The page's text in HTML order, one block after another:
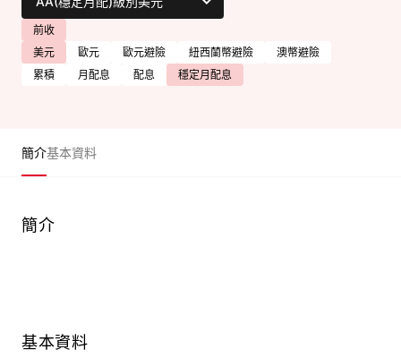
前收
美元
歐元 歐元避險 紐西蘭幣避險
澳幣避險
累積
月配息 配息 穩定月配息
簡介基本資料
簡介
基本資料